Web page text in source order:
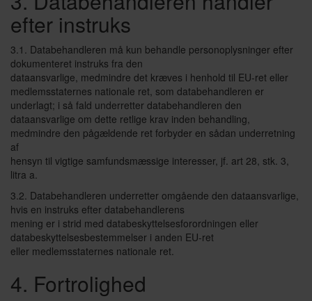
efter instruks
3.1. Databehandleren må kun behandle personoplysninger efter
dokumenteret instruks fra den
dataansvarlige, medmindre det kræves i henhold til EU-ret eller
medlemsstaternes nationale ret, som databehandleren er
underlagt; i så fald underretter databehandleren den
dataansvarlige om dette retlige krav inden behandling,
medmindre den pågældende ret forbyder en sådan underretning
af
hensyn til vigtige samfundsmæssige interesser, jf. art 28, stk. 3,
litra a.
3.2. Databehandleren underretter omgående den dataansvarlige,
hvis en instruks efter databehandlerens
mening er i strid med databeskyttelsesforordningen eller
databeskyttelsesbestemmelser i anden EU-ret
eller medlemsstaternes nationale ret.
4. Fortrolighed